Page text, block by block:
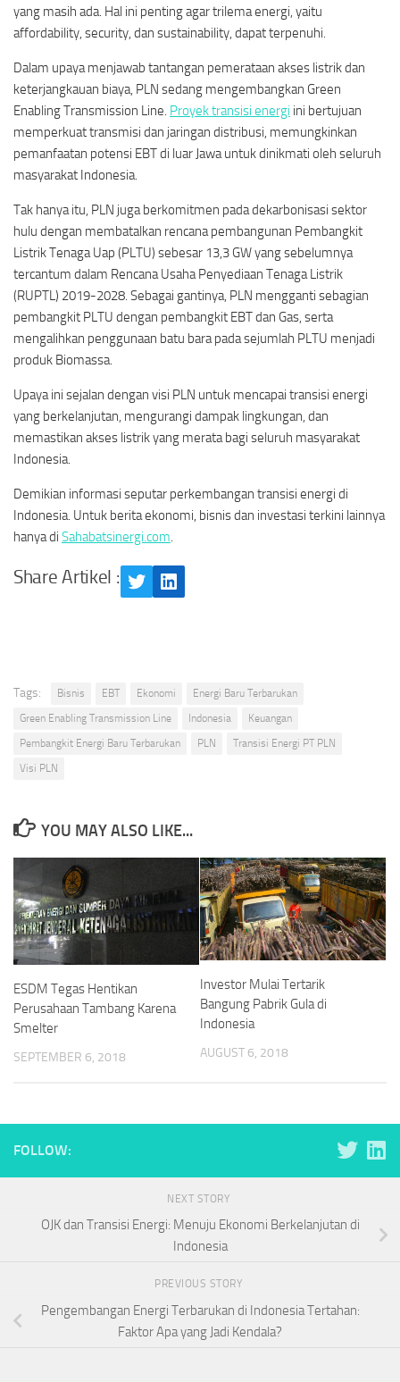
yang masih ada. Hal ini penting agar trilema energi, yaitu
affordability, security, dan sustainability, dapat terpenuhi.
Dalam upaya menjawab tantangan pemerataan akses listrik dan
keterjangkauan biaya, PLN sedang mengembangkan Green
Enabling Transmission Line. Proyek transisi energi ini bertujuan
memperkuat transmisi dan jaringan distribusi, memungkinkan
pemanfaatan potensi EBT di luar Jawa untuk dinikmati oleh seluruh
masyarakat Indonesia.
Tak hanya itu, PLN juga berkomitmen pada dekarbonisasi sektor
hulu dengan membatalkan rencana pembangunan Pembangkit
Listrik Tenaga Uap (PLTU) sebesar 13,3 GW yang sebelumnya
tercantum dalam Rencana Usaha Penyediaan Tenaga Listrik
(RUPTL) 2019-2028. Sebagai gantinya, PLN mengganti sebagian
pembangkit PLTU dengan pembangkit EBT dan Gas, serta
mengalihkan penggunaan batu bara pada sejumlah PLTU menjadi
produk Biomassa.
Upaya ini sejalan dengan visi PLN untuk mencapai transisi energi
yang berkelanjutan, mengurangi dampak lingkungan, dan
memastikan akses listrik yang merata bagi seluruh masyarakat
Indonesia.
Demikian informasi seputar perkembangan transisi energi di
Indonesia. Untuk berita ekonomi, bisnis dan investasi terkini lainnya
hanya di Sahabatsinergi.com.
Share Artikel :
TwitterLinkedIn
Tags: Bisnis EBT Ekonomi
Energi Baru Terbarukan
Green Enabling Transmission Line
Indonesia
Keuangan
Pembangkit Energi Baru Terbarukan
PLN
Transisi Energi PT PLN
Visi PLN
YOU MAY ALSO LIKE...
ESDM Tegas Hentikan
Perusahaan Tambang Karena
Smelter
SEPTEMBER 6, 2018
Investor Mulai Tertarik
Bangung Pabrik Gula di
Indonesia
AUGUST 6, 2018
FOLLOW:
NEXT STORY
OJK dan Transisi Energi: Menuju Ekonomi Berkelanjutan di
Indonesia
PREVIOUS STORY
Pengembangan Energi Terbarukan di Indonesia Tertahan:
Faktor Apa yang Jadi Kendala?